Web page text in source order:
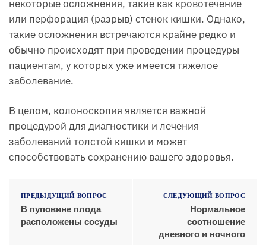
некоторые осложнения, такие как кровотечение
или перфорация (разрыв) стенок кишки. Однако,
такие осложнения встречаются крайне редко и
обычно происходят при проведении процедуры
пациентам, у которых уже имеется тяжелое
заболевание.
В целом, колоноскопия является важной
процедурой для диагностики и лечения
заболеваний толстой кишки и может
способствовать сохранению вашего здоровья.
ПРЕДЫДУЩИЙ ВОПРОС
В пуповине плода
расположены сосуды
СЛЕДУЮЩИЙ ВОПРОС
Нормальное
соотношение
дневного и ночного